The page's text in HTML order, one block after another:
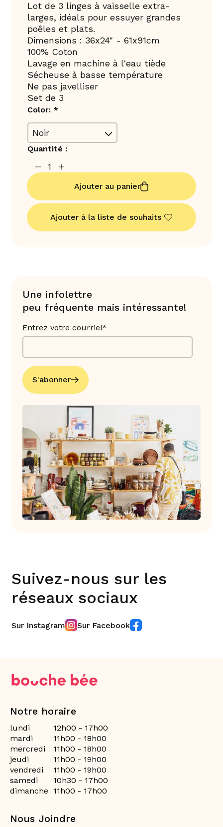
Lot de 3 linges à vaisselle extra-
larges, idéals pour essuyer grandes
poêles et plats.
Dimensions : 36x24" - 61x91cm
100% Coton
Lavage en machine à l'eau tiède
Sécheuse à basse température
Ne pas javelliser
Set de 3
Color: *
Quantité :
Ajouter au panier
Ajouter à la liste de souhaits
Une infolettre
peu fréquente mais intéressante!
Entrez votre courriel*
S'abonner
Suivez-nous sur les
réseaux sociaux
Sur Instagram Sur Facebook
Notre horaire
lundi
12h00 - 17h00
mardi
11h00 - 18h00
mercredi
11h00 - 18h00
jeudi
11h00 - 19h00
vendredi
11h00 - 19h00
samedi
10h30 - 17h00
dimanche
11h00 - 17h00
Nous Joindre